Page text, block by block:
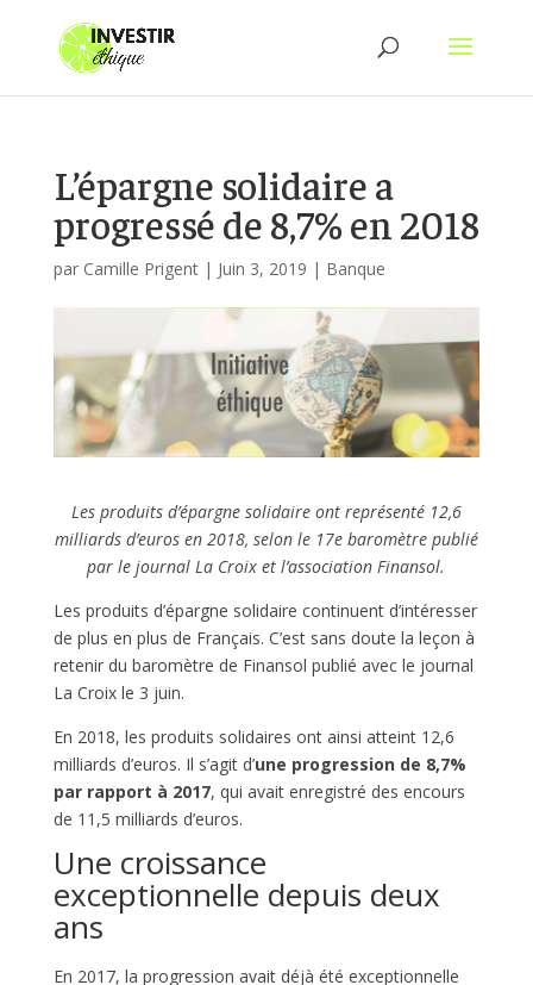
L’épargne solidaire a
progressé de 8,7% en 2018
par Camille Prigent| Juin 3, 2019 | Banque
Les produits d’épargne solidaire ont représenté 12,6
milliards d’euros en 2018, selon le 17e baromètre publié
par le journal La Croix et l’association Finansol.
Les produits d’épargne solidaire continuent d’intéresser
de plus en plus de Français. C’est sans doute la leçon à
retenir du baromètre de Finansol publié avec le journal
La Croix le 3 juin.
En 2018, les produits solidaires ont ainsi atteint 12,6
milliards d’euros. Il s’agit d’une progression de 8,7%
par rapport à 2017, qui avait enregistré des encours
de 11,5 milliards d’euros.
Une croissance
exceptionnelle depuis deux
ans
En 2017, la progression avait déjà été exceptionnelle